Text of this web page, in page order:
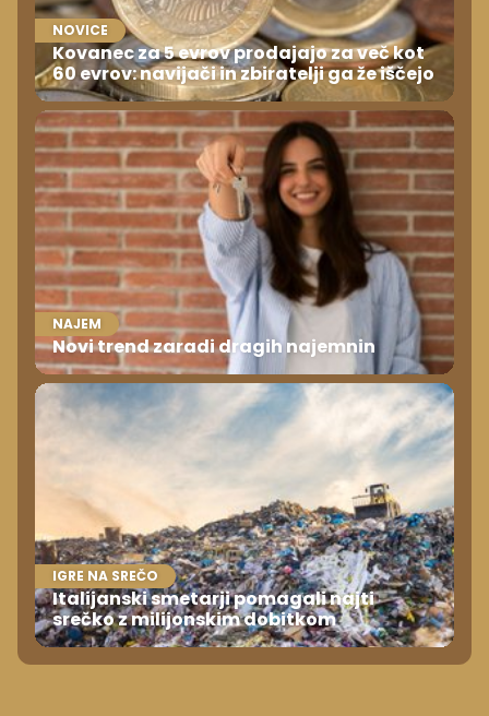
NOVICE
Kovanec za 5 evrov prodajajo za več kot
60 evrov: navijači in zbiratelji ga že iščejo
NAJEM
Novi trend zaradi dragih najemnin
IGRE NA SREČO
Italijanski smetarji pomagali najti
srečko z milijonskim dobitkom